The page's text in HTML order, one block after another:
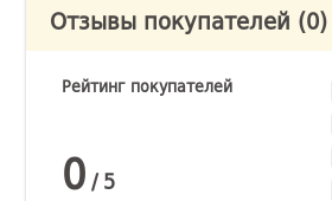
Отзывы покупателей (0)
Рейтинг покупателей
0/5